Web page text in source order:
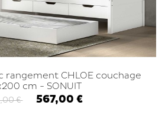
rangement CHLOE couchage
cm - SONUIT
€ 567,00 €